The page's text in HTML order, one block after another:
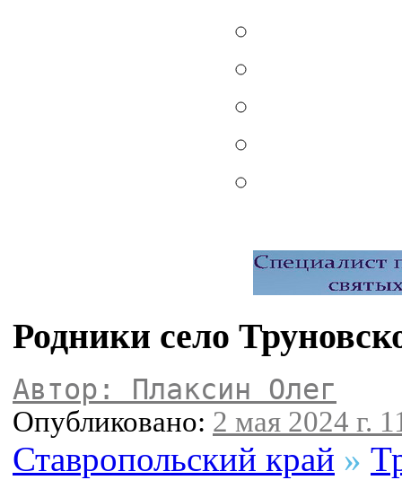
Родники село
Автор: Плаксин Олег
Опубликовано: 2 мая 2024 г.
Ставропольский край »